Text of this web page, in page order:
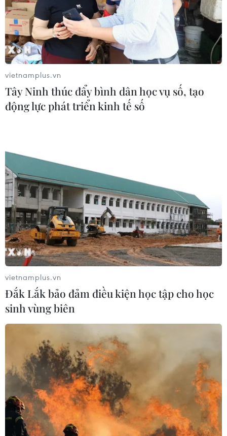
TIN CÙNG CHUYÊN MỤC
bắt giữ hơn 100 nghi phạm
07/08/2026 14:55
Tây Ban Nha triệt phá đường dây
buôn người xuyên Địa Trung Hải
07/08/2026 12:13
vietnamplus.vn
Tây Ninh thúc đẩy bình dân học vụ số, tạo
động lực phát triển kinh tế số
vietnamplus.vn
Đắk Lắk bảo đảm điều kiện học tập cho học
sinh vùng biên